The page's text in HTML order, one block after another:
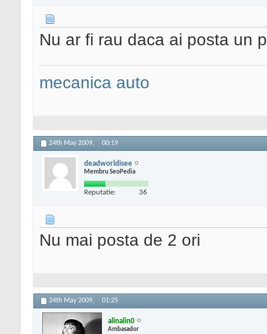
Nu ar fi rau daca ai posta un
mecanica auto
24th May 2009, 00:19
deadworldisee
Membru SeoPedia
Reputatie: 36
Nu mai posta de 2 ori
24th May 2009, 01:25
alinalin0
Ambasador